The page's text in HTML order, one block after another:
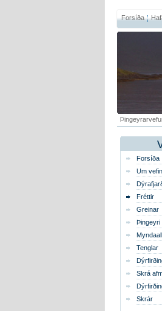
Forsíða
Forsíða
Um
Fréttir
Greinar
Þingeyri
Tenglar
Skrá
Skrár